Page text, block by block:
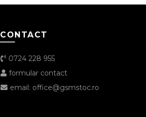
CONTACT
0724 228 955
formular contact
email: office@gsmstoc.ro